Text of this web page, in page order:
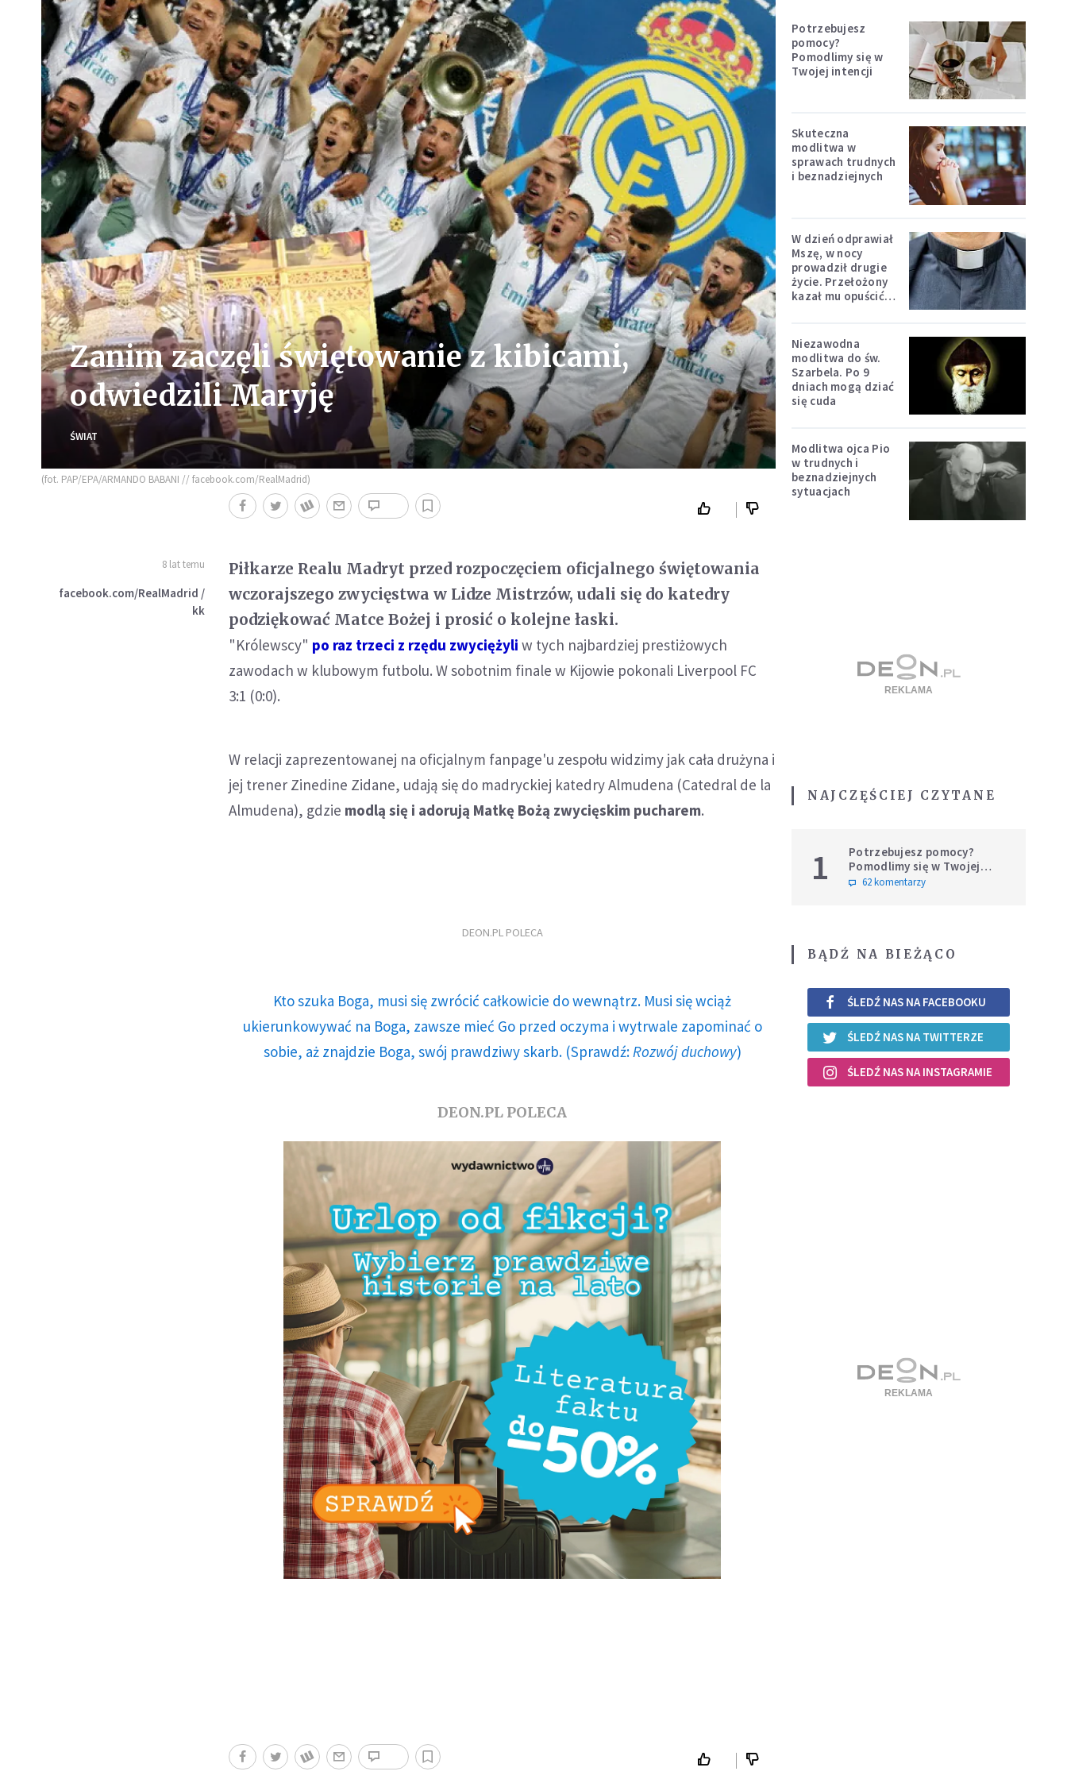
Zanim zaczęli świętowanie z kibicami,
odwiedzili Maryję
ŚWIAT
(fot. PAP/EPA/ARMANDO BABANI // facebook.com/RealMadrid)
8 lat temu
facebook.com/RealMadrid /
kk
Piłkarze Realu Madryt przed rozpoczęciem oficjalnego świętowania
wczorajszego zwycięstwa w Lidze Mistrzów, udali się do katedry
podziękować Matce Bożej i prosić o kolejne łaski.
"Królewscy" po raz trzeci z rzędu zwyciężyli w tych najbardziej prestiżowych
zawodach w klubowym futbolu. W sobotnim finale w Kijowie pokonali Liverpool FC
3:1 (0:0).
W relacji zaprezentowanej na oficjalnym fanpage'u zespołu widzimy jak cała drużyna i
jej trener Zinedine Zidane, udają się do madryckiej katedry Almudena (Catedral de la
Almudena), gdzie modlą się i adorują Matkę Bożą zwycięskim pucharem.
DEON.PL POLECA
Kto szuka Boga, musi się zwrócić całkowicie do wewnątrz. Musi się wciąż
ukierunkowywać na Boga, zawsze mieć Go przed oczyma i wytrwale zapominać o
sobie, aż znajdzie Boga, swój prawdziwy skarb. (Sprawdź: Rozwój duchowy)
DEON.PL POLECA
Potrzebujesz
pomocy?
Pomodlimy się w
Twojej intencji
Skuteczna
modlitwa w
sprawach trudnych
i beznadziejnych
W dzień odprawiał
Mszę, w nocy
prowadził drugie
życie. Przełożony
kazał mu opuścić
Niezawodna
modlitwa do św.
Szarbela. Po 9
dniach mogą dziać
się cuda
Modlitwa ojca Pio
w trudnych i
beznadziejnych
sytuacjach
NAJCZĘŚCIEJ CZYTANE
1
Potrzebujesz pomocy?
Pomodlimy się w Twojej
intencji
62 komentarzy
BĄDŹ NA BIEŻĄCO
ŚLEDŹ NAS NA FACEBOOKU
ŚLEDŹ NAS NA TWITTERZE
ŚLEDŹ NAS NA INSTAGRAMIE